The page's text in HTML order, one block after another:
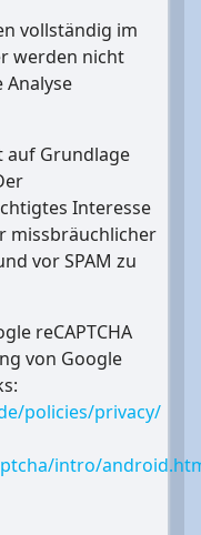
vollständig im
werden nicht
Analyse
auf Grundlage
Interesse
missbräuchlicher
vor SPAM zu
reCAPTCHA
von Google
policies/privacy/
intro/